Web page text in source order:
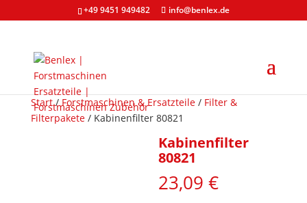
+49 9451 949482 info@benlex.de
Start/Forstmaschinen & Ersatzteile/ Filter &
Filterpakete/ Kabinenfilter 80821
Kabinenfilter
80821
23,09€